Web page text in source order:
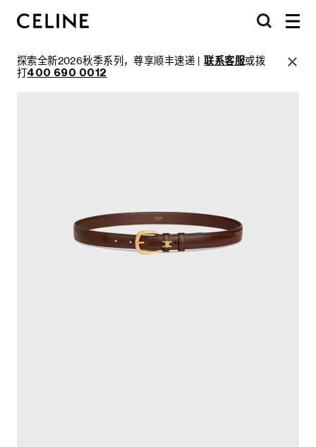
探索全新2026秋季系列，尊享顺丰速递 |联系客服或拨
打400 690 0012